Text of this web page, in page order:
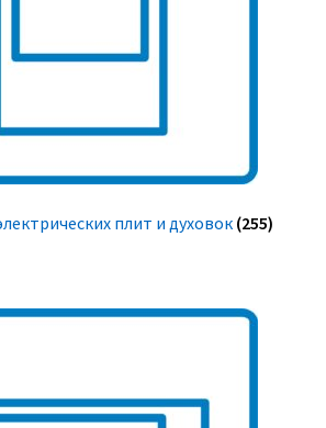
плит и духовок (255)